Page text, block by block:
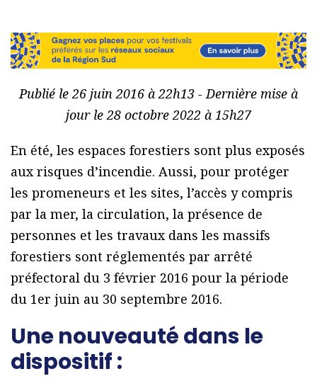
Publié le 26 juin 2016 à 22h13 - Dernière mise à
jour le 28 octobre 2022 à 15h27
En été, les espaces forestiers sont plus exposés
aux risques d’incendie. Aussi, pour protéger
les promeneurs et les sites, l’accès y compris
par la mer, la circulation, la présence de
personnes et les travaux dans les massifs
forestiers sont réglementés par arrêté
préfectoral du 3 février 2016 pour la période
du 1er juin au 30 septembre 2016.
Une nouveauté dans le
dispositif :